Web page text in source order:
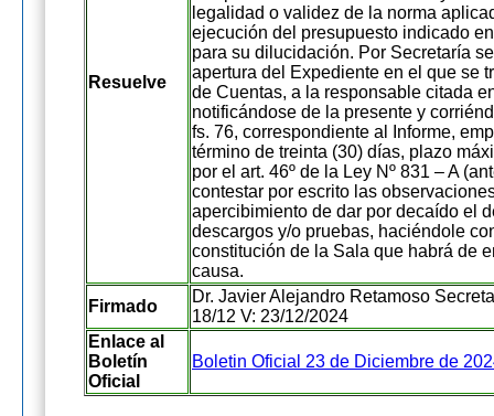
Resuelve
legalidad o validez de la norma
ejecución del presupuesto indicado
para su dilucidación. Por Secretaría
apertura del Expediente en el que se
de Cuentas, a la responsable citada
notificándose de la presente y
fs. 76, correspondiente al Informe,
término de treinta (30) días, plazo
por el art. 46º de la Ley Nº 831 – A
contestar por escrito las
apercibimiento de dar por decaído el
descargos y/o pruebas, haciéndole
constitución de la Sala que habrá de
causa.
Firmado
Dr. Javier Alejandro Retamoso
18/12 V: 23/12/2024
Enlace al
Boletín
Oficial
Boletin Oficial 23 de Diciembre de